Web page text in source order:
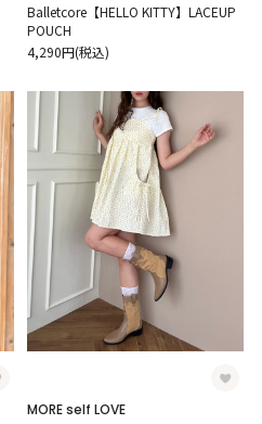
Balletcore【HELLO KITTY】LACEUP
POUCH
4,290円(税込)
MORE self LOVE